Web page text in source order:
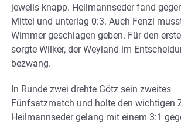
jeweils knapp. Heilmannseder fand
Mittel und unterlag 0:3. Auch Fenzl
Wimmer geschlagen geben. Für den
sorgte Wilker, der Weyland im
bezwang.
In Runde zwei drehte Götz sein zweites
Fünfsatzmatch und holte den wichtigen
Heilmannseder gelang mit einem 3:1